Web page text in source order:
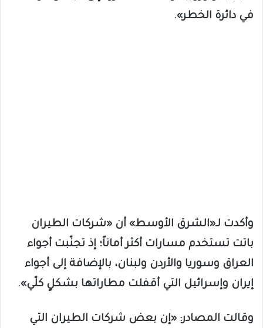
في دائرة الخطر».
وأكدت لـ«الشرق الأوسط» أن «شركات الطيران
باتت تستخدم مسارات أكثر أماناً؛ إذ تجنّبت أجواء
العراق وسوريا والأردن ولبنان، بالإضافة إلى أجواء
إيران وإسرائيل التي أقفلت مطاراتها بشكلٍ كلّي».
وقالت المصادر: «إن بعض شركات الطيران التي